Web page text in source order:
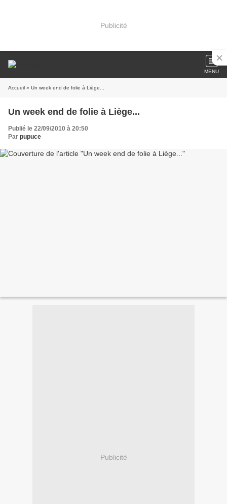
Publicité
MENU
Accueil » Un week end de folie à Liège...
Un week end de folie à Liège...
Publié le 22/09/2010 à 20:50
Par pupuce
Publicité